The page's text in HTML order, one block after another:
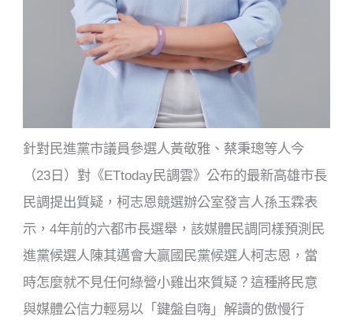
針對民進黨市議員參選人黃敬雅、蔡秉璁等人今
（23日）對《ETtoday民調雲》公布的最新高雄市長
民調提出質疑，柯志恩競選辦公室發言人孫玉霖表
示，4年前的六都市長選舉，該媒體民調同樣預測民
進黨候選人陳其邁會大贏國民黨候選人柯志恩，當
時怎麼就不見任何綠營小雞出來質疑？這種將民意
與媒體公信力輕易以「鍵盤自嗨」解讀的傲慢行